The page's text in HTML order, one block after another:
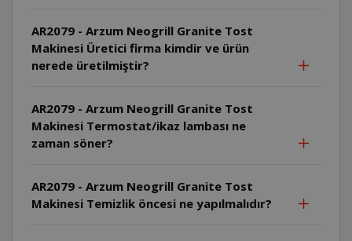
AR2079 - Arzum Neogrill Granite Tost
Makinesi Üretici firma kimdir ve ürün
nerede üretilmiştir?
AR2079 - Arzum Neogrill Granite Tost
Makinesi Termostat/ikaz lambası ne
zaman söner?
AR2079 - Arzum Neogrill Granite Tost
Makinesi Temizlik öncesi ne yapılmalıdır?